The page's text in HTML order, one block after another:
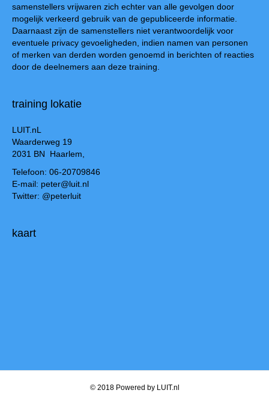
samenstellers vrijwaren zich echter van alle gevolgen door
mogelijk verkeerd gebruik van de gepubliceerde informatie.
Daarnaast zijn de samenstellers niet verantwoordelijk voor
eventuele privacy gevoeligheden, indien namen van personen
of merken van derden worden genoemd in berichten of reacties
door de deelnemers aan deze training.
training lokatie
LUIT.nL
Waarderweg 19
2031 BN Haarlem,
Telefoon: 06-20709846
E-mail: peter@luit.nl
Twitter: @peterluit
kaart
© 2018 Powered by LUIT.nl